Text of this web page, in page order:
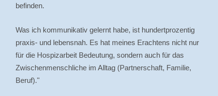
befinden.
Was ich kommunikativ gelernt habe, ist hundertprozentig
praxis- und lebensnah. Es hat meines Erachtens nicht nur
für die Hospizarbeit Bedeutung, sondern auch für das
Zwischenmenschliche im Alltag (Partnerschaft, Familie,
Beruf)."